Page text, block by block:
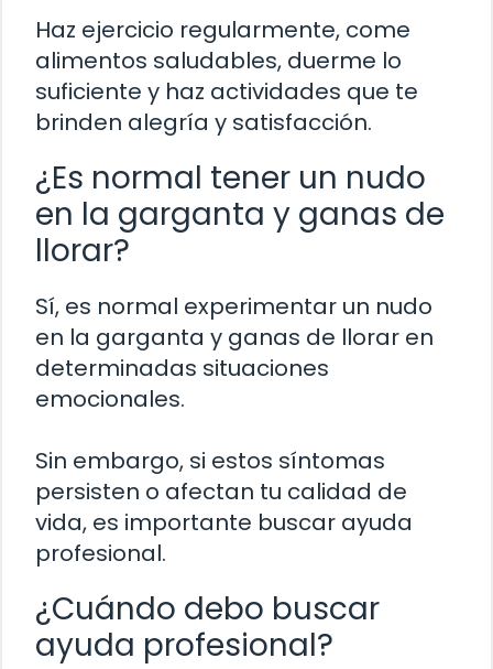
Haz ejercicio regularmente, come
alimentos saludables, duerme lo
suficiente y haz actividades que te
brinden alegría y satisfacción.
¿Es normal tener un nudo
en la garganta y ganas de
llorar?
Sí, es normal experimentar un nudo
en la garganta y ganas de llorar en
determinadas situaciones
emocionales.
Sin embargo, si estos síntomas
persisten o afectan tu calidad de
vida, es importante buscar ayuda
profesional.
¿Cuándo debo buscar
ayuda profesional?